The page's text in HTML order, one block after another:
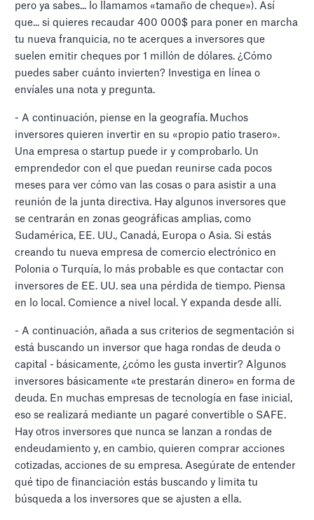
pero ya sabes... lo llamamos «tamaño de cheque»). Así
que... si quieres recaudar 400 000$ para poner en marcha
tu nueva franquicia, no te acerques a inversores que
suelen emitir cheques por 1 millón de dólares. ¿Cómo
puedes saber cuánto invierten? Investiga en línea o
envíales una nota y pregunta.
- A continuación, piense en la geografía. Muchos
inversores quieren invertir en su «propio patio trasero».
Una empresa o startup puede ir y comprobarlo. Un
emprendedor con el que puedan reunirse cada pocos
meses para ver cómo van las cosas o para asistir a una
reunión de la junta directiva. Hay algunos inversores que
se centrarán en zonas geográficas amplias, como
Sudamérica, EE. UU., Canadá, Europa o Asia. Si estás
creando tu nueva empresa de comercio electrónico en
Polonia o Turquía, lo más probable es que contactar con
inversores de EE. UU. sea una pérdida de tiempo. Piensa
en lo local. Comience a nivel local. Y expanda desde allí.
- A continuación, añada a sus criterios de segmentación si
está buscando un inversor que haga rondas de deuda o
capital - básicamente, ¿cómo les gusta invertir? Algunos
inversores básicamente «te prestarán dinero» en forma de
deuda. En muchas empresas de tecnología en fase inicial,
eso se realizará mediante un pagaré convertible o SAFE.
Hay otros inversores que nunca se lanzan a rondas de
endeudamiento y, en cambio, quieren comprar acciones
cotizadas, acciones de su empresa. Asegúrate de entender
qué tipo de financiación estás buscando y limita tu
búsqueda a los inversores que se ajusten a ella.